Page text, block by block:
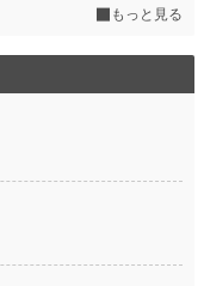
もっと見る